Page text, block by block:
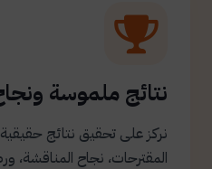
نتائج ملموسة
نركز على تحقيق نتائج
المقترحات، نجاح المناقشة،